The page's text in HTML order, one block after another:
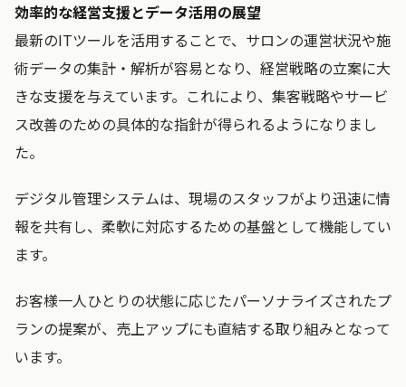
効率的な経営支援とデータ活用の展望
最新のITツールを活用することで、サロンの運営状況や施
術データの集計・解析が容易となり、経営戦略の立案に大
きな支援を与えています。これにより、集客戦略やサービ
ス改善のための具体的な指針が得られるようになりまし
た。
デジタル管理システムは、現場のスタッフがより迅速に情
報を共有し、柔軟に対応するための基盤として機能してい
ます。
お客様一人ひとりの状態に応じたパーソナライズされたプ
ランの提案が、売上アップにも直結する取り組みとなって
います。